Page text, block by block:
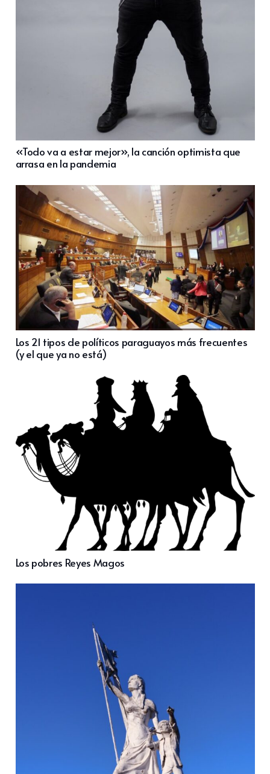
«Todo va a estar mejor», la canción optimista que
arrasa en la pandemia
Los 21 tipos de políticos paraguayos más frecuentes
(y el que ya no está)
Los pobres Reyes Magos